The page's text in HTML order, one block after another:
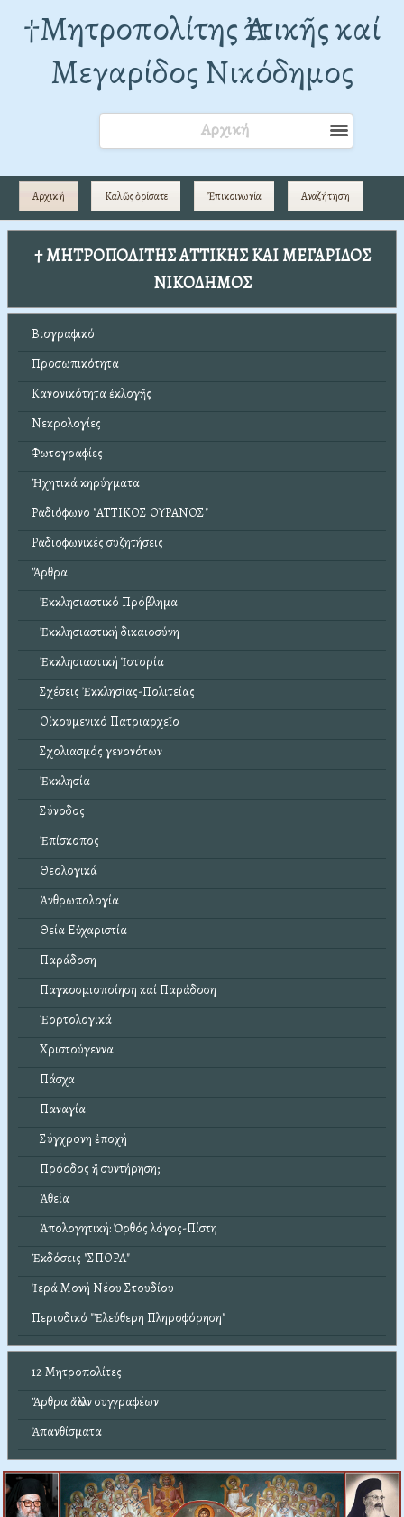
†Mητροπολίτης Ἀττικῆς καί
Μεγαρίδος Νικόδημος
Αρχική
Αρχική Καλῶς ὁρίσατε Ἐπικοινωνία Αναζήτηση
† ΜΗΤΡΟΠΟΛΙΤΗΣ ΑΤΤΙΚΗΣ ΚΑΙ ΜΕΓΑΡΙΔΟΣ
ΝΙΚΟΔΗΜΟΣ
Βιογραφικό
Προσωπικότητα
Κανονικότητα ἐκλογῆς
Νεκρολογίες
Φωτογραφίες
Ἠχητικά κηρύγματα
Ραδιόφωνο "ΑΤΤΙΚΟΣ ΟΥΡΑΝΟΣ"
Ραδιοφωνικές συζητήσεις
Ἄρθρα
Ἐκκλησιαστικό Πρόβλημα
Ἐκκλησιαστική δικαιοσύνη
Ἐκκλησιαστική Ἱστορία
Σχέσεις Ἐκκλησίας-Πολιτείας
Οἰκουμενικό Πατριαρχεῖο
Σχολιασμός γενονότων
Ἐκκλησία
Σύνοδος
Ἐπίσκοπος
Θεολογικά
Ἀνθρωπολογία
Θεία Εὐχαριστία
Παράδοση
Παγκοσμιοποίηση καί Παράδοση
Ἑορτολογικά
Χριστούγεννα
Πάσχα
Παναγία
Σύγχρονη ἐποχή
Πρόοδος ἤ συντήρηση;
Ἀθεΐα
Ἀπολογητική: Ὀρθός λόγος-Πίστη
Ἐκδόσεις "ΣΠΟΡΑ"
Ἱερά Μονή Νέου Στουδίου
Περιοδικό "Ἐλεύθερη Πληροφόρηση"
12 Μητροπολίτες
Ἄρθρα ἄλλων συγγραφέων
Ἀπανθίσματα